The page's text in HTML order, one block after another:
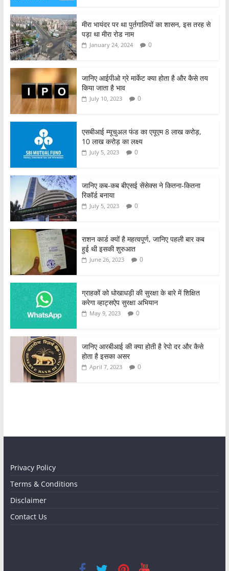
o
o
k
p
मीरा भायंदर पर था पुर्तगालियों का शासन, इस तरह से
पड़ा था मीरा रोड नाम
January 24, 2024 0
जानिए आईपीओ ग्रे मार्केट क्या होता है और कैसे तय
किया जाता है भाव
July 10, 2023 0
एसबीआई म्यूचुअल फंड का एयूएम 8 लाख करोड़,
10 लाख करोड़ का लक्ष्य
July 5, 2023 0
जानिए कब-कब बीएसई सेंसेक्स ने कितना-कितना
रिकॉर्ड बनाया
July 5, 2023 0
राशन कार्ड क्यों है महत्वपूर्ण, जानिए पहली बार कब
हुई थी इसकी शुरुआत
June 26, 2023 0
ग्राहकों को धोखाधड़ी की सुरक्षा के बारे में शिक्षित
करेगा व्हाट्सऐप सुरक्षा अभियान
May 9, 2023 0
जानिए आरबीआई की क्या होती है रेपो दर और कैसे
होता है इसका असर
April 7, 2023 0
Privacy Policy
Terms & Conditions
Disclaimer
Contact Us